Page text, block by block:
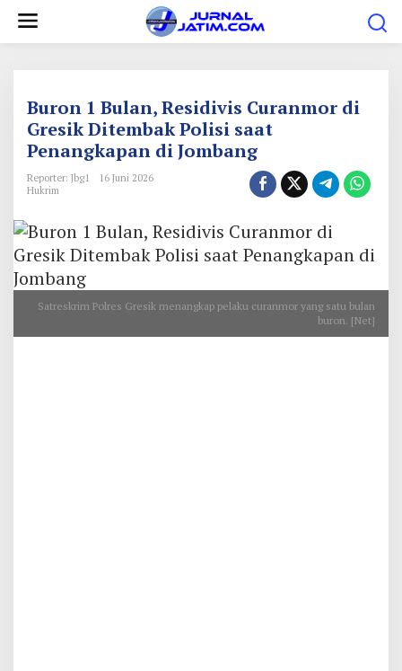
Buron 1 Bulan, Residivis Curanmor di
Gresik Ditembak Polisi saat
Penangkapan di Jombang
Reporter: Jbg1
16 Juni 2026
Hukrim
Satreskrim Polres Gresik menangkap pelaku curanmor yang satu bulan
buron. [Net]